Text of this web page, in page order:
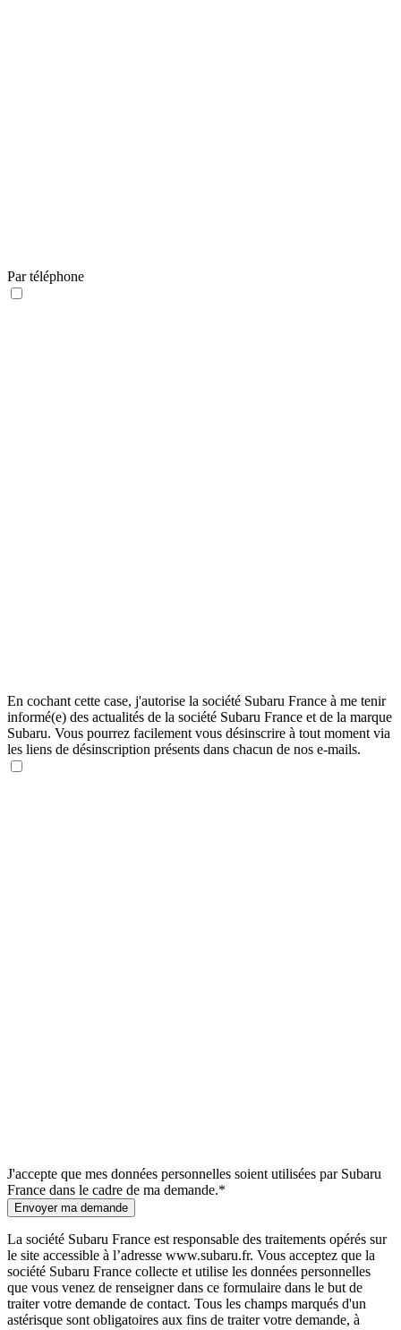
Par téléphone
En cochant cette case, j'autorise la société Subaru France à me tenir
informé(e) des actualités de la société Subaru France et de la marque
Subaru. Vous pourrez facilement vous désinscrire à tout moment via
les liens de désinscription présents dans chacun de nos e-mails.
J'accepte que mes données personnelles soient utilisées par Subaru
France dans le cadre de ma demande.*
Envoyer ma demande
La société Subaru France est responsable des traitements opérés sur
le site accessible à l’adresse www.subaru.fr. Vous acceptez que la
société Subaru France collecte et utilise les données personnelles
que vous venez de renseigner dans ce formulaire dans le but de
traiter votre demande de contact. Tous les champs marqués d'un
astérisque sont obligatoires aux fins de traiter votre demande, à